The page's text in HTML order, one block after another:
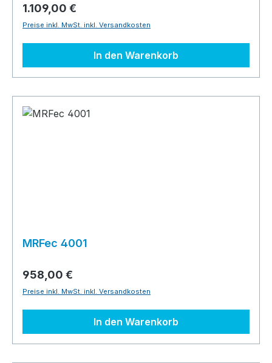
1.109,00 €
Preise inkl. MwSt. inkl. Versandkosten
In den Warenkorb
MRFec 4001
958,00 €
Preise inkl. MwSt. inkl. Versandkosten
In den Warenkorb